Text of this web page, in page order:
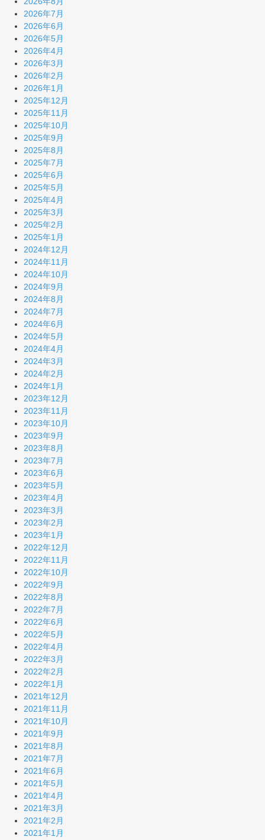
2026年7月
2026年6月
2026年5月
2026年4月
2026年3月
2026年2月
2026年1月
2025年12月
2025年11月
2025年10月
2025年9月
2025年8月
2025年7月
2025年6月
2025年5月
2025年4月
2025年3月
2025年2月
2025年1月
2024年12月
2024年11月
2024年10月
2024年9月
2024年8月
2024年7月
2024年6月
2024年5月
2024年4月
2024年3月
2024年2月
2024年1月
2023年12月
2023年11月
2023年10月
2023年9月
2023年8月
2023年7月
2023年6月
2023年5月
2023年4月
2023年3月
2023年2月
2023年1月
2022年12月
2022年11月
2022年10月
2022年9月
2022年8月
2022年7月
2022年6月
2022年5月
2022年4月
2022年3月
2022年2月
2022年1月
2021年12月
2021年11月
2021年10月
2021年9月
2021年8月
2021年7月
2021年6月
2021年5月
2021年4月
2021年3月
2021年2月
2021年1月